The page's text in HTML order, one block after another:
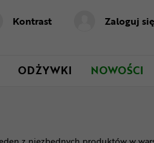
Kontrast Zaloguj się
ODŻYWKI NOWOŚCI